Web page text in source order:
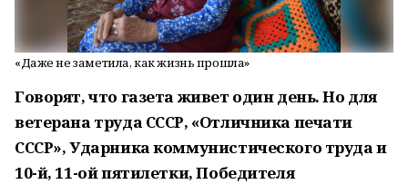
«Даже не заметила, как жизнь прошла»
Говорят, что газета живет один день. Но для
ветерана труда СССР, «Отличника печати
СССР», Ударника коммунистического труда и
10-й, 11-ой пятилетки, Победителя